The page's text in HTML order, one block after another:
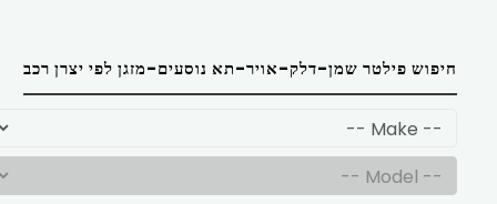
חיפוש פילטר שמן-דלק-אויר-תא נוסעים-מזגן לפי יצרן רכב